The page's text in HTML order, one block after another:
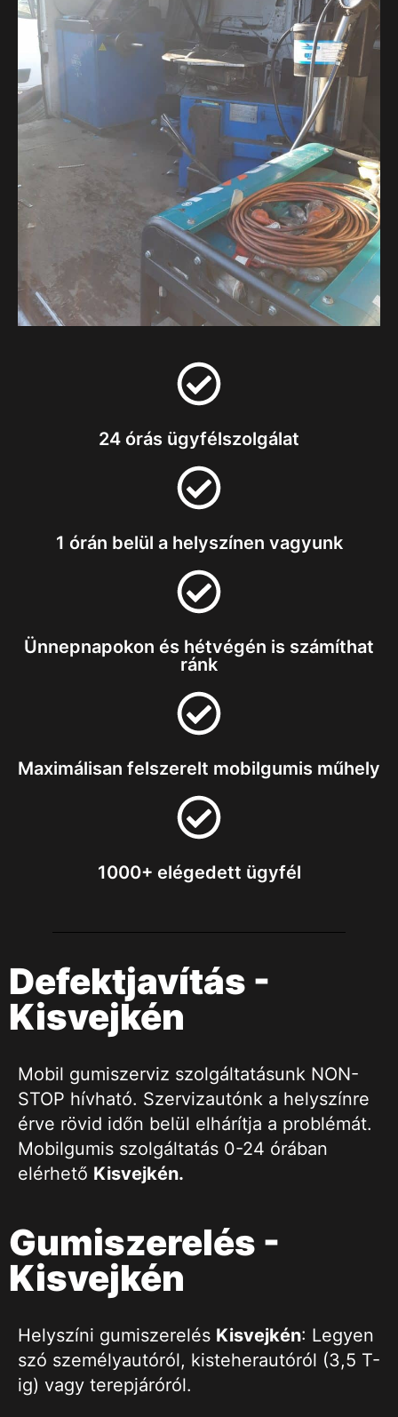
24 órás ügyfélszolgálat
1 órán belül a helyszínen vagyunk
Ünnepnapokon és hétvégén is számíthat
ránk
Maximálisan felszerelt mobilgumis műhely
1000+ elégedett ügyfél
Defektjavítás -
Kisvejkén
Mobil gumiszerviz szolgáltatásunk NON-
STOP hívható. Szervizautónk a helyszínre
érve rövid időn belül elhárítja a problémát.
Mobilgumis szolgáltatás 0-24 órában
elérhető Kisvejkén.
Gumiszerelés -
Kisvejkén
Helyszíni gumiszerelés Kisvejkén: Legyen
szó személyautóról, kisteherautóról (3,5 T-
ig) vagy terepjáróról.